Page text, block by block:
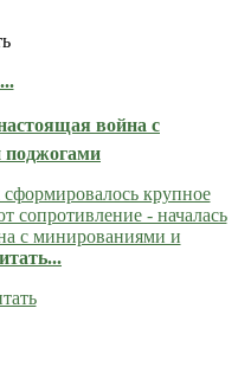
война с
крупное
сопротивление - началась
с минированиями и